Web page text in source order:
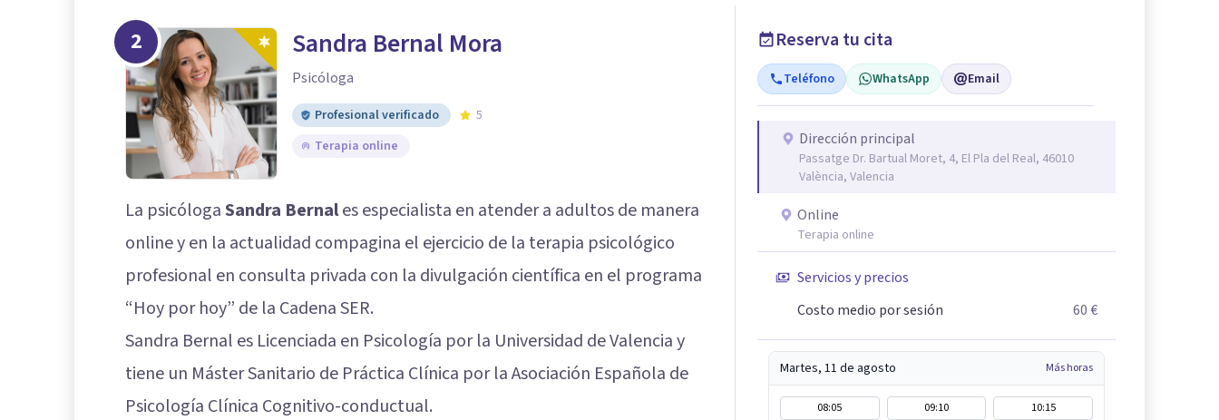
2 Sandra Bernal Mora
Psicóloga
Profesional verificado
5
Terapia online
La psicólogaSandra Bernales especialista en atender a adultos de manera
online y en la actualidad compagina el ejercicio de la terapia psicológico
profesional en consulta privada con la divulgación científica en el programa
“Hoy por hoy” de la Cadena SER.
Sandra Bernal es Licenciada en Psicología por la Universidad de Valencia y
tiene un Máster Sanitario de Práctica Clínica por la Asociación Española de
Psicología Clínica Cognitivo-conductual.
Reserva tu cita
Teléfono WhatsApp Email
Dirección principal
Passatge Dr. Bartual Moret, 4, El Pla del Real, 46010
València, Valencia
Online
Terapia online
Servicios y precios
Costo medio por sesión
60 €
Martes, 11 de agosto Más horas
08:05 09:10
10:15